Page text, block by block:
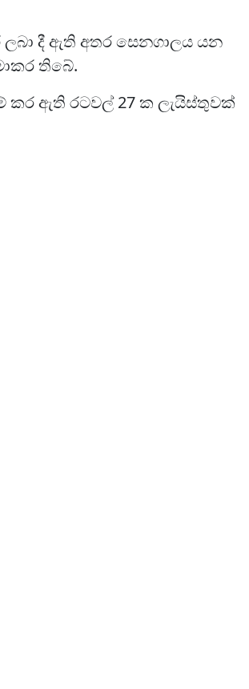
ලබා දී ඇති අතර සෙනගාලය යන
තිබේ.
කර ඇති රටවල් 27 ක ලැයිස්තුවක්